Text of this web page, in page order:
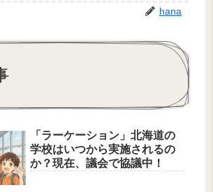
hana
「ラーケーション」北海道の
学校はいつから実施されるの
か？現在、議会で協議中！